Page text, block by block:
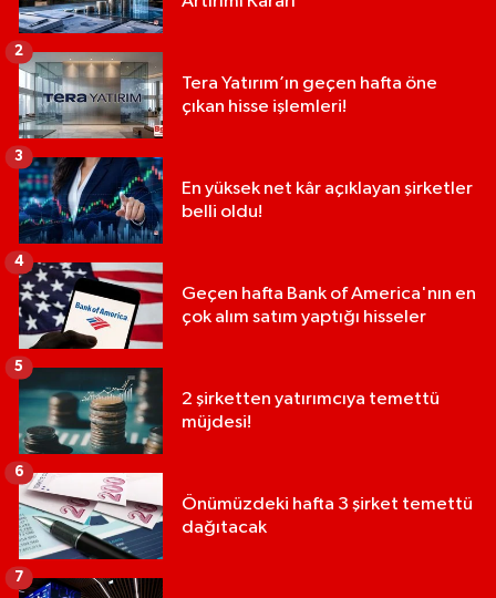
Tera Yatırım’ın geçen hafta öne
çıkan hisse işlemleri!
2
En yüksek net kâr açıklayan şirketler
belli oldu!
3
Geçen hafta Bank of America'nın en
çok alım satım yaptığı hisseler
4
2 şirketten yatırımcıya temettü
müjdesi!
5
Önümüzdeki hafta 3 şirket temettü
dağıtacak
6
7